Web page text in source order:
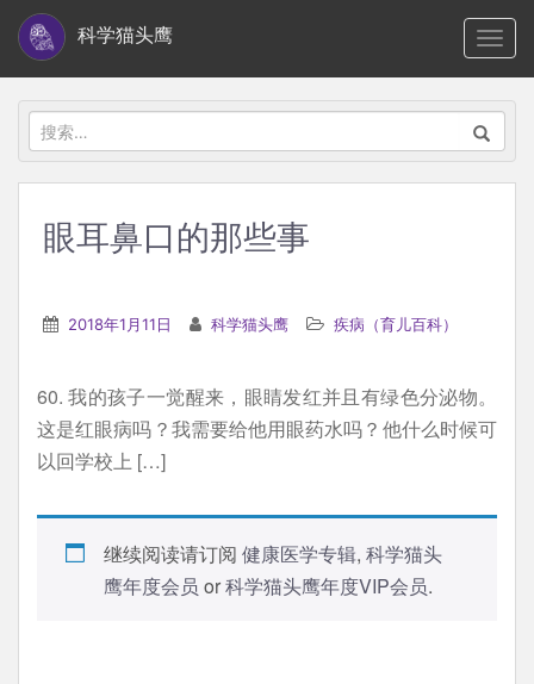
i
科学猫头鹰
搜
索：
眼耳鼻口的那些事
2018年1月11日 科学猫头鹰 疾病（育儿百科）
60. 我的孩子一觉醒来，眼睛发红并且有绿色分泌物。
这是红眼病吗？我需要给他用眼药水吗？他什么时候可
以回学校上 […]
继续阅读请订阅 健康医学专辑, 科学猫头
鹰年度会员 or科学猫头鹰年度VIP会员.